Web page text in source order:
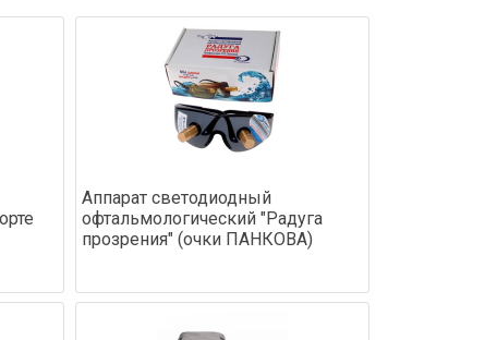
Аппарат светодиодный
офтальмологический "Радуга
прозрения" (очки ПАНКОВА)